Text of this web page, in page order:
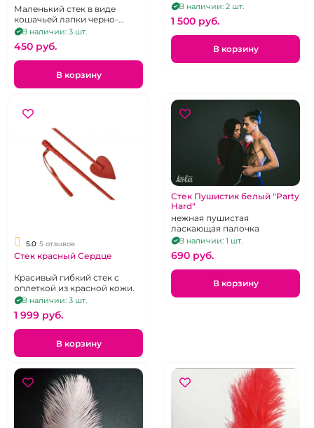
Маленький стек в виде
кошачьей лапки черно-
белый
В наличии: 3 шт.
450 pуб.
В корзину
В наличии: 2 шт.
1 500 pуб.
В корзину
5.0 5 отзывов
Стек красный Сердце
Красивый гибкий стек с
оплеткой из красной кожи.
В наличии: 3 шт.
1 999 pуб.
В корзину
Стек Пушистик белый "Party
Hard"
нежная пушистая
ласкающая палочка
В наличии: 1 шт.
690 pуб.
В корзину